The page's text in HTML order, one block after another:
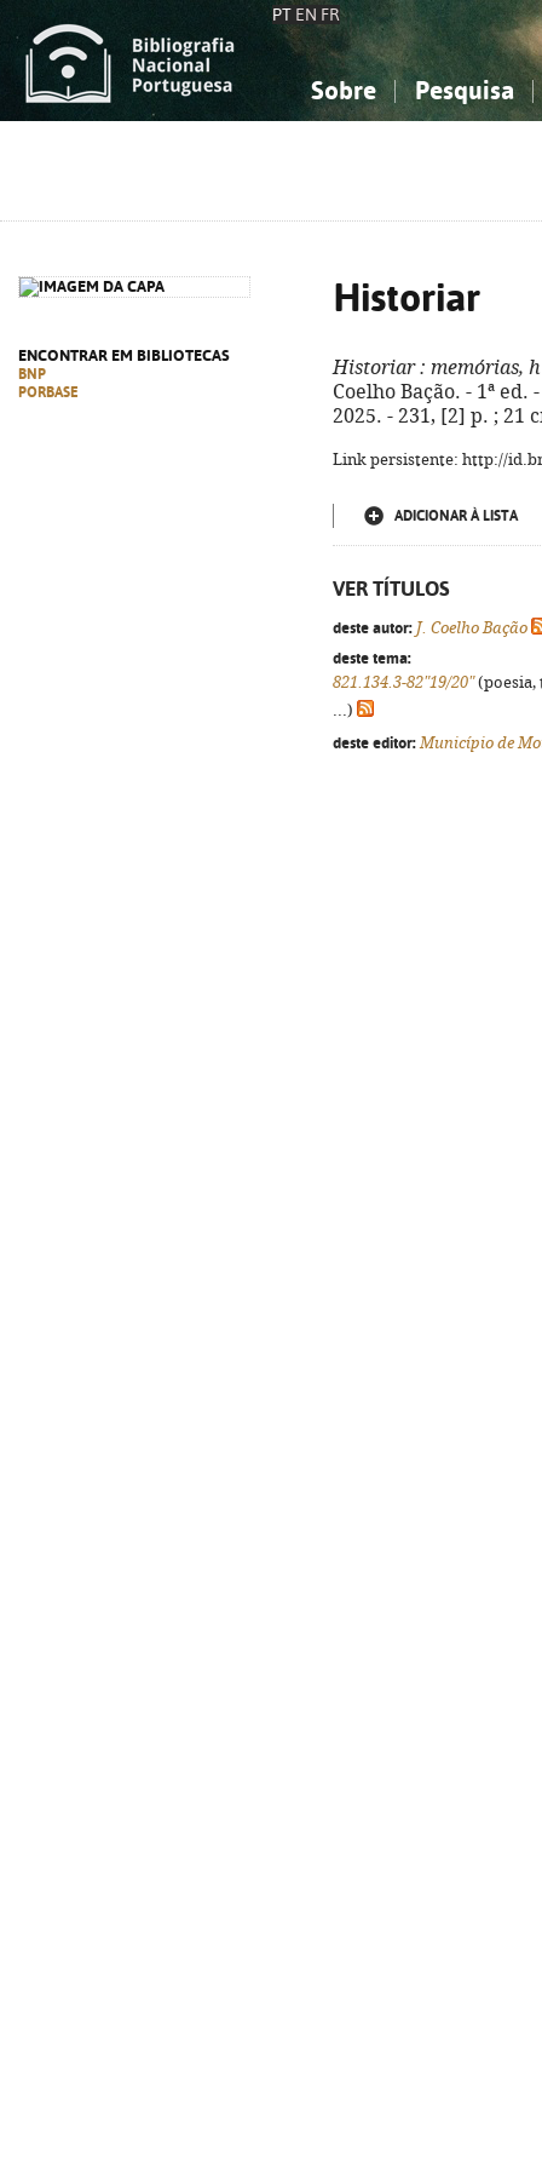
PT EN FR
Sobre Pesquisa
ENCONTRAR EM BIBLIOTECAS
BNP
PORBASE
Historiar
Historiar: memórias,
Coelho Bação. - 1ª
2025. - 231, [2] p. ; 21
Link persistente: http://
ADICIONAR À LISTA
VER TÍTULOS
deste autor: J. Coelho Bação
deste tema:
821.134.3-82"19/20"(poesia,
...)
deste editor: Município de